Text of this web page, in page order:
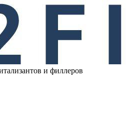
и филлеров